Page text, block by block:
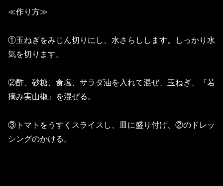
≪作り方≫
①玉ねぎをみじん切りにし、水さらしします。しっかり水
気を切ります。
②酢、砂糖、食塩、サラダ油を入れて混ぜ、玉ねぎ、『若
摘み実山椒』を混ぜる。
③トマトをうすくスライスし、皿に盛り付け、②のドレッ
シングのかける。